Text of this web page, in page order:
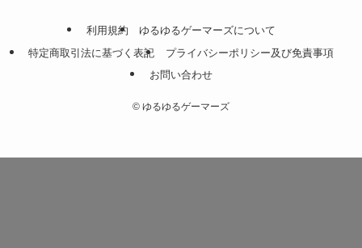
利用規約
ゆるゆるゲーマーズについて
特定商取引法に基づく表記
プライバシーポリシー及び免責事項
お問い合わせ
© ゆるゆるゲーマーズ